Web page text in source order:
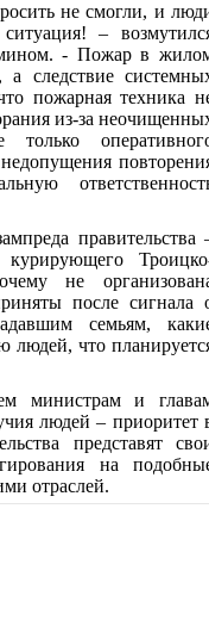
не смогли, и
–
- Пожар в
следствие
пожарная техника
из-за
правительства
не
после сигнала
семьям,
людей, что
министрам и
людей – приоритет
представят
на
отраслей.